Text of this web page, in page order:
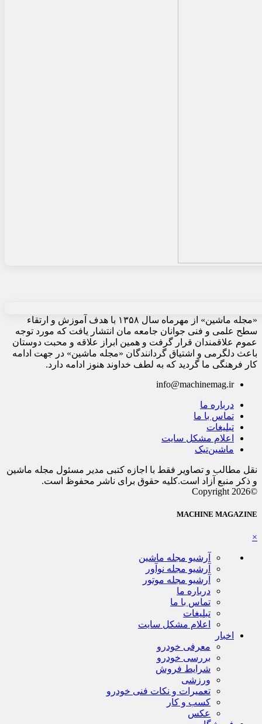
«مجله ماشین» از مهرماه سال ۱۳۵۸ با هدف آموزش و ارتقاء
سطح علمی و فنی جوانان جامعه مان انتشار یافت که مورد توجه
عموم علاقمندان قرار گرفت و همین ابراز علاقه و محبت دوستان
باعث دلگرمی و اشتیاق گردانندگان «مجله ماشین» در جهت ادامه
کار فرهنگی ما گردید که به لطف خداوند هنوز ادامه دارد.
info@machinemag.ir
درباره ما
تماس با ما
تبلیغات
اعلام مشکل سایت
ماشین‌تیک
نقل مطالب و تصاویر فقط با اجازه کتبی مدیر مسئول مجله ماشین
و ذکر منبع آزاد است.کلیه حقوق برای ناشر محفوظ است.
©Copyright 2026
MACHINE MAGAZINE
×
آرشیو مجله ماشین
آرشیو مجله نوآور
آرشیو مجله موتور
درباره ما
تماس با ما
تبلیغات
اعلام مشکل سایت
اخبار
معرفی خودرو
بررسی خودرو
شرایط فروش
ورزشی
تعمیرات و نکات فنی خودرو
کسب و کار
عکس